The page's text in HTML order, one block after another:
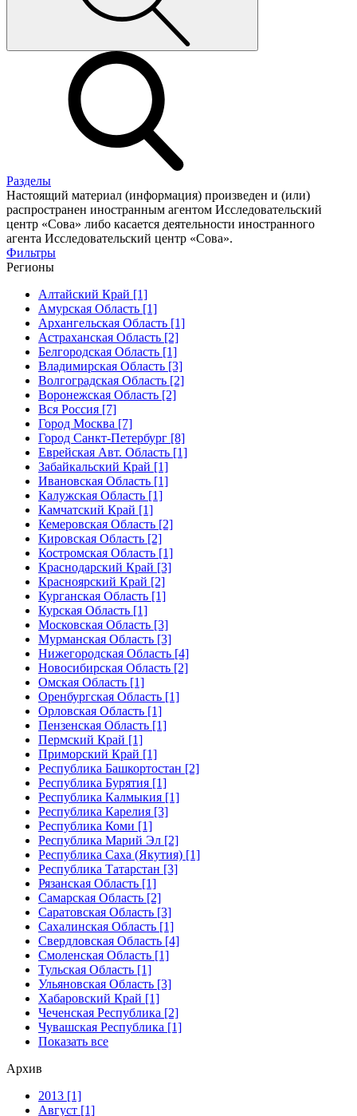
Разделы
Настоящий материал (информация) произведен и (или)
распространен иностранным агентом Исследовательский
центр «Сова» либо касается деятельности иностранного
агента Исследовательский центр «Сова».
Фильтры
Регионы
Алтайский Край [1]
Амурская Область [1]
Архангельская Область [1]
Астраханская Область [2]
Белгородская Область [1]
Владимирская Область [3]
Волгоградская Область [2]
Воронежская Область [2]
Вся Россия [7]
Город Москва [7]
Город Санкт-Петербург [8]
Еврейская Авт. Область [1]
Забайкальский Край [1]
Ивановская Область [1]
Калужская Область [1]
Камчатский Край [1]
Кемеровская Область [2]
Кировская Область [2]
Костромская Область [1]
Краснодарский Край [3]
Красноярский Край [2]
Курганская Область [1]
Курская Область [1]
Московская Область [3]
Мурманская Область [3]
Нижегородская Область [4]
Новосибирская Область [2]
Омская Область [1]
Оренбургская Область [1]
Орловская Область [1]
Пензенская Область [1]
Пермский Край [1]
Приморский Край [1]
Республика Башкортостан [2]
Республика Бурятия [1]
Республика Калмыкия [1]
Республика Карелия [3]
Республика Коми [1]
Республика Марий Эл [2]
Республика Саха (Якутия) [1]
Республика Татарстан [3]
Рязанская Область [1]
Самарская Область [2]
Саратовская Область [3]
Сахалинская Область [1]
Свердловская Область [4]
Смоленская Область [1]
Тульская Область [1]
Ульяновская Область [3]
Хабаровский Край [1]
Чеченская Республика [2]
Чувашская Республика [1]
Показать все
Архив
2013 [1]
Август [1]